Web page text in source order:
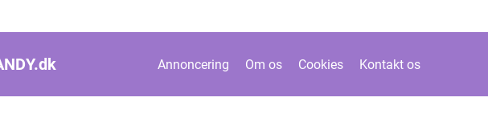
dk Annoncering Om os Cookies Kontakt os